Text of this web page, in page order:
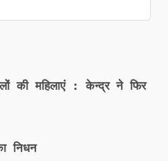
की महिलाएं : केन्द्र ने फिर
निधन